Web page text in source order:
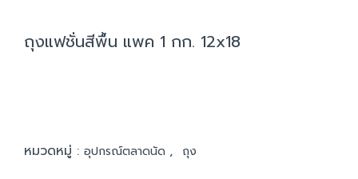
ถุงแฟชั่นสีพื้น แพค 1 กก. 12x18
หมวดหมู่ : อุปกรณ์ตลาดนัด , ถุง